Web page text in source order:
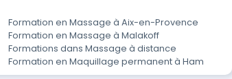
Formation en Massage à Aix-en-Provence
Formation en Massage à Malakoff
Formations dans Massage à distance
Formation en Maquillage permanent à Ham